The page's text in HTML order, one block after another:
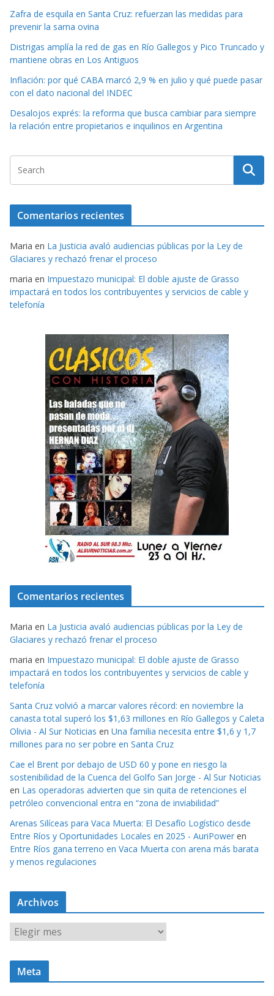
Zafra de esquila en Santa Cruz: refuerzan las medidas para
prevenir la sarna ovina
Distrigas amplía la red de gas en Río Gallegos y Pico Truncado y
mantiene obras en Los Antiguos
Inflación: por qué CABA marcó 2,9 % en julio y qué puede pasar
con el dato nacional del INDEC
Desalojos exprés: la reforma que busca cambiar para siempre
la relación entre propietarios e inquilinos en Argentina
Comentarios recientes
Maria en La Justicia avaló audiencias públicas por la Ley de
Glaciares y rechazó frenar el proceso
maria en Impuestazo municipal: El doble ajuste de Grasso
impactará en todos los contribuyentes y servicios de cable y
telefonía
Comentarios recientes
Maria en La Justicia avaló audiencias públicas por la Ley de
Glaciares y rechazó frenar el proceso
maria en Impuestazo municipal: El doble ajuste de Grasso
impactará en todos los contribuyentes y servicios de cable y
telefonía
Santa Cruz volvió a marcar valores récord: en noviembre la
canasta total superó los $1,63 millones en Río Gallegos y Caleta
Olivia - Al Sur Noticias en Una familia necesita entre $1,6 y 1,7
millones para no ser pobre en Santa Cruz
Cae el Brent por debajo de USD 60 y pone en riesgo la
sostenibilidad de la Cuenca del Golfo San Jorge - Al Sur Noticias
en Las operadoras advierten que sin quita de retenciones el
petróleo convencional entra en “zona de inviabilidad”
Arenas Silíceas para Vaca Muerta: El Desafío Logístico desde
Entre Ríos y Oportunidades Locales en 2025 - AuriPower en
Entre Ríos gana terreno en Vaca Muerta con arena más barata
y menos regulaciones
Archivos
r
c
Meta